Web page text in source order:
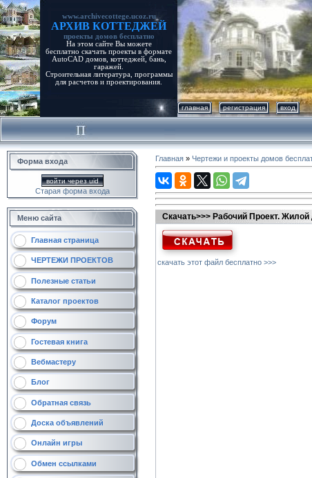
www.archivecottege.ucoz.ru
АРХИВ КОТТЕДЖЕЙ
проекты домов бесплатно
На этом сайте Вы можете
бесплатно скачать проекты в формате
AutoCAD домов, коттеджей, бань,
гаражей.
Строительная литература, программы
для расчетов и проектирования.
главная регистрация вход
Форма входа
войти через uid
Старая форма входа
Меню сайта
Главная страница
ЧЕРТЕЖИ ПРОЕКТОВ
Полезные статьи
Каталог проектов
Форум
Гостевая книга
Вебмастеру
Блог
Обратная связь
Доска объявлений
Онлайн игры
Обмен ссылками
Главная » Чертежи и проекты домов
Скачать>>> Рабочий Проект.
скачать этот файл бесплатно >>>